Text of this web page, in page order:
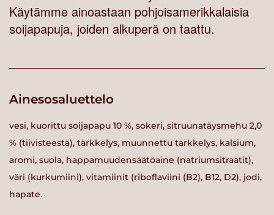
Käytämme ainoastaan pohjoisamerikkalaisia
soijapapuja, joiden alkuperä on taattu.
Ainesosaluettelo
vesi, kuorittu soijapapu 10 %, sokeri, sitruunatäysmehu 2,0
% (tiivisteestä), tärkkelys, muunnettu tärkkelys, kalsium,
aromi, suola, happamuudensäätöaine (natriumsitraatit),
väri (kurkumiini), vitamiinit (riboflaviini (B2), B12, D2), jodi,
hapate.